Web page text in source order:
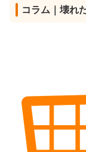
コラム｜壊れ